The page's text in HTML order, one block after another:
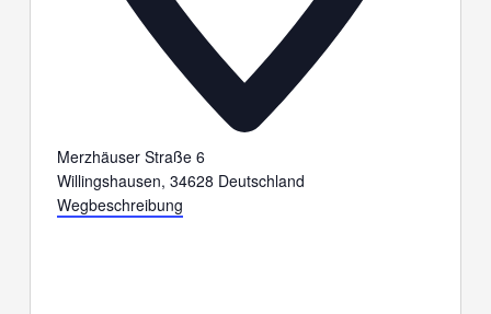
Merzhäuser Straße 6
Willingshausen, 34628 Deutschland
Wegbeschreibung